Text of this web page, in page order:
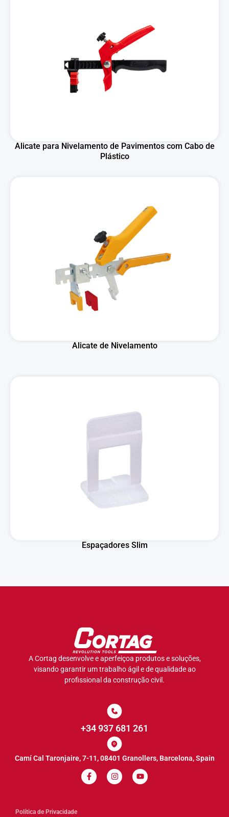
Alicate para Nivelamento de Pavimentos com Cabo de
Plástico
Alicate de Nivelamento
Espaçadores Slim
A Cortag desenvolve e aperfeiçoa produtos e soluções,
visando garantir um trabalho ágil e de qualidade ao
profissional da construção civil.
+34 937 681 261
Camí Cal Taronjaire, 7-11, 08401 Granollers, Barcelona, Spain
Política de Privacidade